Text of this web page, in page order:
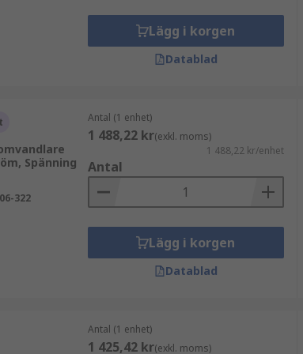
Till exempel konverterar analog-till-digital-
digitala signaler till analog form.
en viktig roll i att optimera signalkvaliteten,
Lägg i korgen
Datablad
Spänning
322
Antal (1 enhet)
1 488,22 kr(exkl. moms)
1 488,22 kr/enhet
Antal
Lägg i korgen
Datablad
Antal (1 enhet)
1 425,42 kr(exkl. moms)